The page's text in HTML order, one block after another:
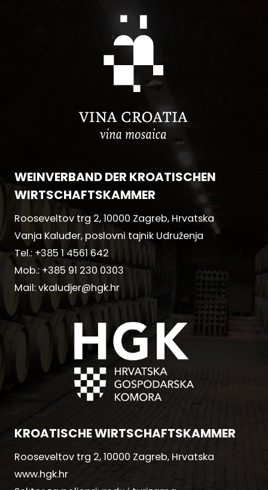
WEINVERBAND DER KROATISCHEN
WIRTSCHAFTSKAMMER
Rooseveltov trg 2, 10000 Zagreb, Hrvatska
Vanja Kaluđer, poslovni tajnik Udruženja
Tel.: +385 1 4561 642
Mob.: +385 91 230 0303
Mail:vkaludjer@hgk.hr
KROATISCHE WIRTSCHAFTSKAMMER
Rooseveltov trg 2, 10000 Zagreb, Hrvatska
www.hgk.hr